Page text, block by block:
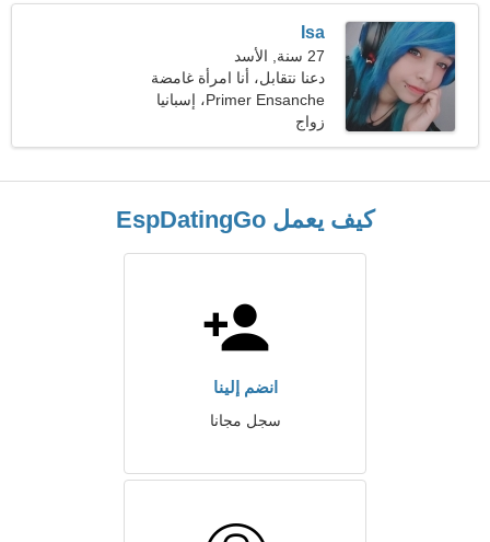
Isa
27 سنة, الأسد
دعنا نتقابل، أنا امرأة غامضة
Primer Ensanche، إسبانيا
زواج
كيف يعمل EspDatingGo
انضم إلينا
سجل مجانا